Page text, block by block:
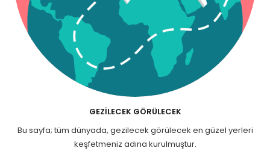
GEZILECEK GÖRÜLECEK
Bu sayfa; tüm dünyada, gezilecek görülecek en güzel yerleri
keşfetmeniz adına kurulmuştur.